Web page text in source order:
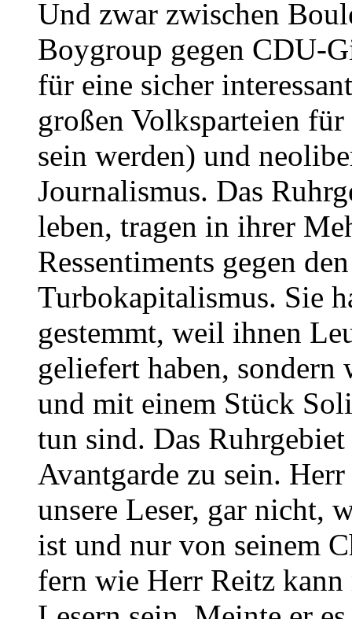
Und zwar zwischen
Boygroup gegen CDU-
für eine sicher
großen Volksparteien
sein werden) und
Journalismus. Das
leben, tragen in ihrer
Ressentiments gegen
Turbokapitalismus. Sie
gestemmt, weil ihnen
geliefert haben, sondern
und mit einem Stück
tun sind. Das
Avantgarde zu sein.
unsere Leser, gar nicht,
ist und nur von seinem
fern wie Herr Reitz